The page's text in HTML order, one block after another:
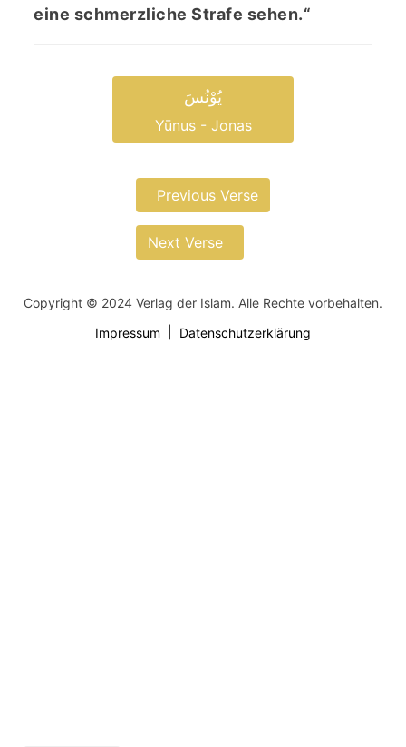
eine schmerzliche Strafe sehen.“
یُوْنُسَ
Yūnus - Jonas
Previous Verse
Next Verse
Copyright © 2024 Verlag der Islam. Alle Rechte vorbehalten.
Impressum
Datenschutzerklärung